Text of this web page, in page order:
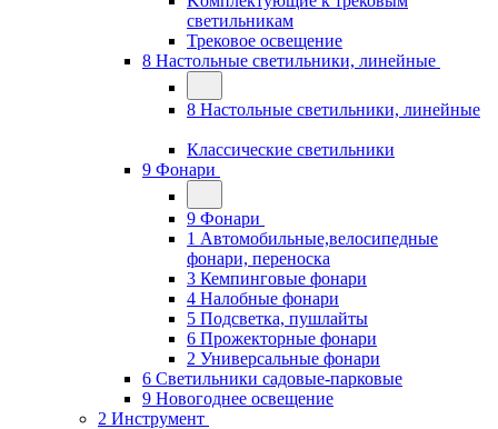
светильникам
Трековое освещение
8 Настольные светильники, линейные
8 Настольные светильники, линейные
Классические светильники
9 Фонари
9 Фонари
1 Автомобильные,велосипедные
фонари, переноска
3 Кемпинговые фонари
4 Налобные фонари
5 Подсветка, пушлайты
6 Прожекторные фонари
2 Универсальные фонари
6 Светильники садовые-парковые
9 Новогоднее освещение
2 Инструмент